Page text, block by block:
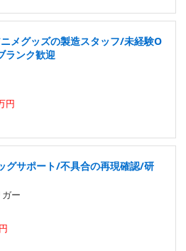
ニメグッズの製造スタッフ/未経験O
ランク歓迎
円
グサポート/不具合の再現確認/研
ー